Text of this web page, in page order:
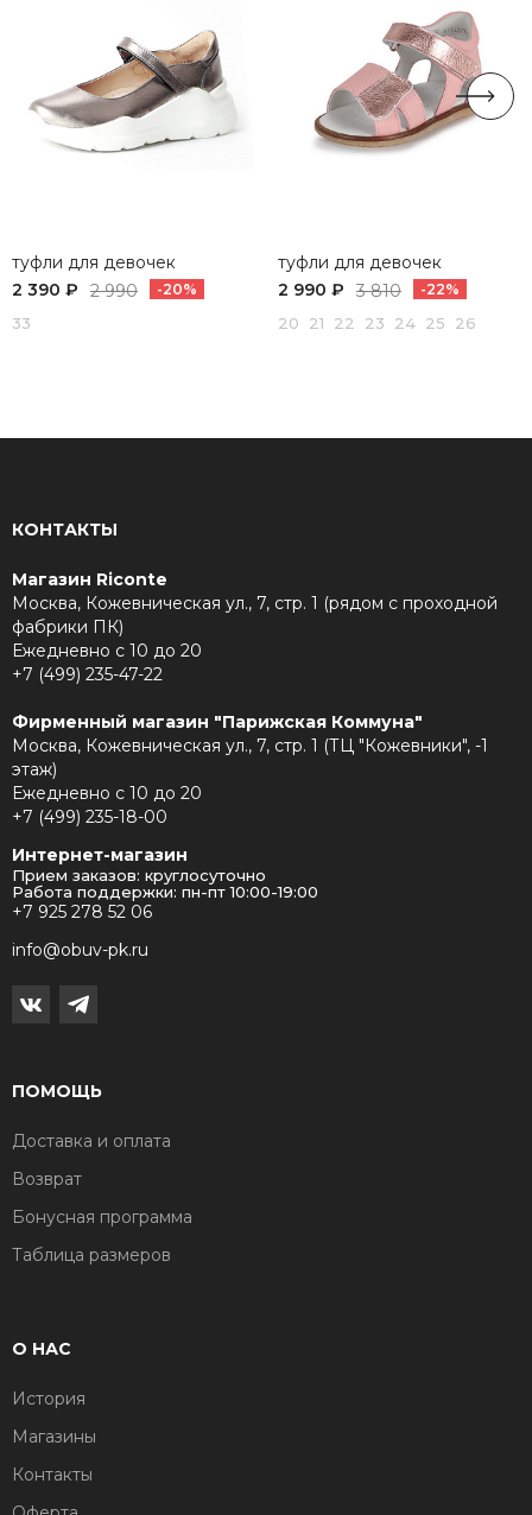
туфли для девочек
2 390 ₽
2 990 -20%
33
туфли для девочек
2 990 ₽
3 810 -22%
20 21 22 23 24 25 26
КОНТАКТЫ
Магазин Riconte
Москва, Кожевническая ул., 7, стр. 1 (рядом с проходной
фабрики ПК)
Ежедневно с 10 до 20
+7 (499) 235-47-22
Фирменный магазин "Парижская Коммуна"
Москва, Кожевническая ул., 7, стр. 1 (ТЦ "Кожевники", -1
этаж)
Ежедневно с 10 до 20
+7 (499) 235-18-00
Интернет-магазин
Прием заказов: круглосуточно
Работа поддержки: пн-пт 10:00-19:00
+7 925 278 52 06
info@obuv-pk.ru
ПОМОЩЬ
Доставка и оплата
Возврат
Бонусная программа
Таблица размеров
О НАС
История
Магазины
Контакты